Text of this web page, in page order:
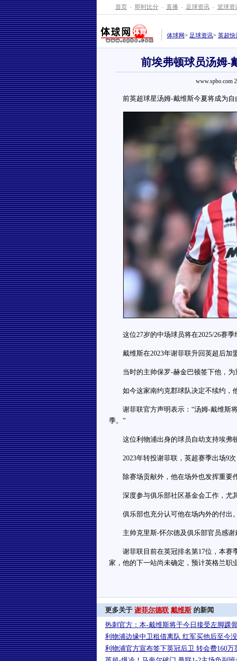
首页 - 即时比分 - 直播 - 足球资讯 - 篮球资
体球网> 足球资讯> 英超快
前埃弗顿球员汤姆-
www.spbo.com
前英超球星汤姆-戴维斯今夏将成为自
这位27岁的中场球员将在2025/26赛季
戴维斯在2023年谢菲联升回英超后加盟
当时的主帅保罗-赫金巴顿签下他，为
如今这家南约克郡球队决定不续约，他
谢菲联官方声明表示：“汤姆-戴维斯将
季。”
这位利物浦出身的球员自幼支持埃弗顿
2023年转投谢菲联，英超赛季出场9次
除赛场贡献外，他在场外也发挥重要
深度参与俱乐部社区基金会工作，尤其
俱乐部也充分认可他在场内外的付出。
主帅克里斯-怀尔德及俱乐部官员感谢
谢菲联目前在英冠排名第17位，本赛
家，他的下一站尚未确定，预计英格兰职
更多关于 谢菲尔德联 戴维斯 的新闻
热刺官方：本-戴维斯将于今日接受左脚踝
利物浦边缘中卫租借离队 红军买他后至今
利物浦官方宣布签下英冠后卫 转会费160万